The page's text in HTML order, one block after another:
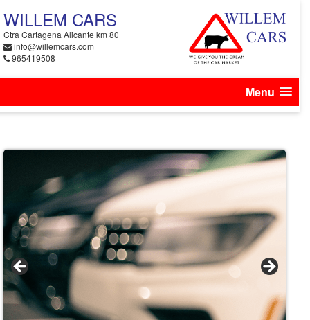
WILLEM CARS
Ctra Cartagena Alicante km 80
info@willemcars.com
965419508
Menu